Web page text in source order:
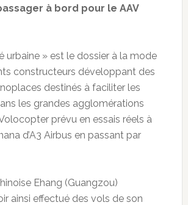
à bord pour le AAV
urbaine » est le dossier à la mode
constructeurs développant des
destinés à faciliter les
les grandes agglomérations
prévu en essais réels à
d’A3 Airbus en passant par
Ehang (Guangzou)
ainsi effectué des vols de son